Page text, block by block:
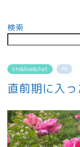
検索
life&love&chat PR
直前期に入